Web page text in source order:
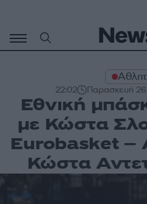
περιεχόμενο
22:02 Παρασκευή
Εθνική
με Κώστα
Eurobasket –
Κώστα